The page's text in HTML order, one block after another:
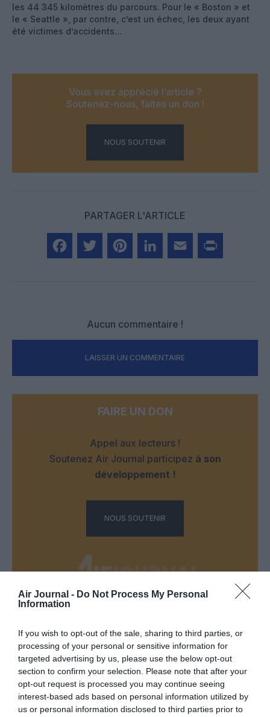
Air Journal - Do Not Process My Personal
Information
If you wish to opt-out of the sale, sharing to third parties, or
processing of your personal or sensitive information for
targeted advertising by us, please use the below opt-out
section to confirm your selection. Please note that after your
opt-out request is processed you may continue seeing
interest-based ads based on personal information utilized by
us or personal information disclosed to third parties prior to
les 44 345 kilomètres du parcours. Pour le « Boston » et
le « Seattle », par contre, c’est un échec, les deux ayant
été victimes d’accidents…
Vous avez apprécié l’article ?
Soutenez-nous, faites un don !
NOUS SOUTENIR
PARTAGER L'ARTICLE
Aucun commentaire !
LAISSER UN COMMENTAIRE
FAIRE UN DON
Appel aux lecteurs !
Soutenez Air Journal participez à son
développement !
NOUS SOUTENIR
Manfou a commenté l'article :
Pyramides, croisières et mer Rouge : l’Égypte mise sur
une saison record malgré le contexte géopolitique